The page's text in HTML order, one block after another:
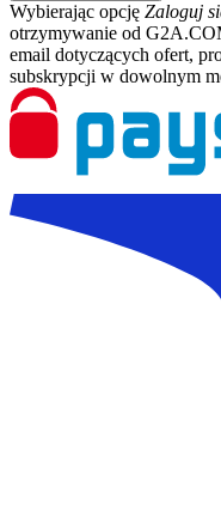
Wybierając opcję Zaloguj
otrzymywanie od
email dotyczących ofert,
subskrypcji w dowolnym